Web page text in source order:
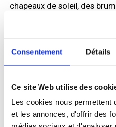
Consentement Détails
Ce site Web utilise des
Les cookies nous permettent
et les annonces, d'offrir des
chapeaux de soleil, des
solaire et quand c’est
amples : tout ce dont on a
avez pu aider depuis ces
V.B :C’est difficile de vous
estime qu’il y a près de 2